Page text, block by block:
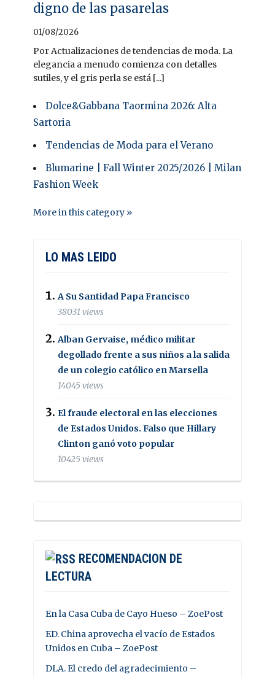
digno de las pasarelas
01/08/2026
Por Actualizaciones de tendencias de moda. La
elegancia a menudo comienza con detalles
sutiles, y el gris perla se está [...]
Dolce&Gabbana Taormina 2026: Alta
Sartoria
Tendencias de Moda para el Verano
Blumarine | Fall Winter 2025/2026 | Milan
Fashion Week
More in this category »
LO MAS LEIDO
A Su Santidad Papa Francisco
38031 views
Alban Gervaise, médico militar
degollado frente a sus niños a la salida
de un colegio católico en Marsella
14045 views
El fraude electoral en las elecciones
de Estados Unidos. Falso que Hillary
Clinton ganó voto popular
10425 views
RECOMENDACION DE
LECTURA
En la Casa Cuba de Cayo Hueso – ZoePost
ED. China aprovecha el vacío de Estados
Unidos en Cuba – ZoePost
DLA. El credo del agradecimiento –